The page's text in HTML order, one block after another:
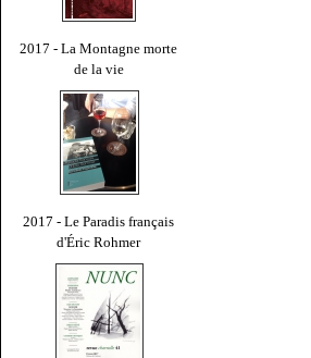
2017 - La Montagne morte
de la vie
2017 - Le Paradis français
d'Éric Rohmer